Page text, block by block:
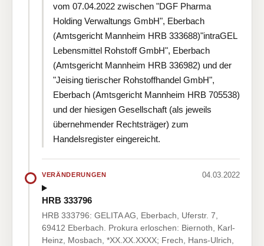
vom 07.04.2022 zwischen "DGF Pharma
Holding Verwaltungs GmbH", Eberbach
(Amtsgericht Mannheim HRB 333688)"intraGEL
Lebensmittel Rohstoff GmbH", Eberbach
(Amtsgericht Mannheim HRB 336982) und der
"Jeising tierischer Rohstoffhandel GmbH",
Eberbach (Amtsgericht Mannheim HRB 705538)
und der hiesigen Gesellschaft (als jeweils
übernehmender Rechtsträger) zum
Handelsregister eingereicht.
VERÄNDERUNGEN 04.03.2022
HRB 333796
HRB 333796: GELITA AG, Eberbach, Uferstr. 7,
69412 Eberbach. Prokura erloschen: Biernoth, Karl-
Heinz, Mosbach, *XX.XX.XXXX; Frech, Hans-Ulrich,